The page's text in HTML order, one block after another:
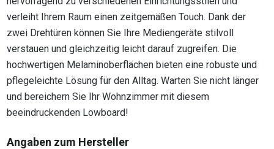
verleiht Ihrem Raum einen zeitgemäßen Touch. Dank der
zwei Drehtüren können Sie Ihre Mediengeräte stilvoll
verstauen und gleichzeitig leicht darauf zugreifen. Die
hochwertigen Melaminoberflächen bieten eine robuste und
pflegeleichte Lösung für den Alltag. Warten Sie nicht länger
und bereichern Sie Ihr Wohnzimmer mit diesem
beeindruckenden Lowboard!
Angaben zum Hersteller